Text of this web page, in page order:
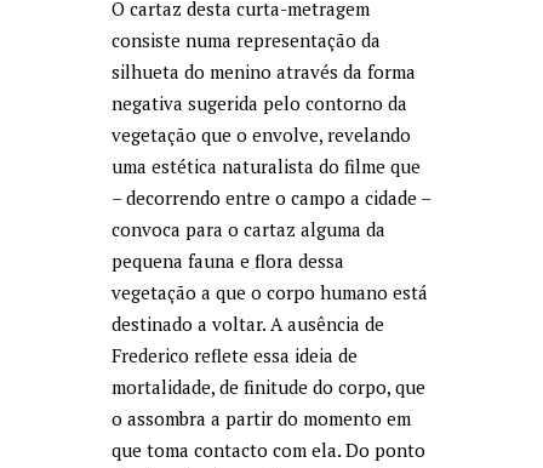
O cartaz desta curta-metragem
consiste numa representação da
silhueta do menino através da forma
negativa sugerida pelo contorno da
vegetação que o envolve, revelando
uma estética naturalista do filme que
– decorrendo entre o campo a cidade –
convoca para o cartaz alguma da
pequena fauna e flora dessa
vegetação a que o corpo humano está
destinado a voltar. A ausência de
Frederico reflete essa ideia de
mortalidade, de finitude do corpo, que
o assombra a partir do momento em
que toma contacto com ela. Do ponto